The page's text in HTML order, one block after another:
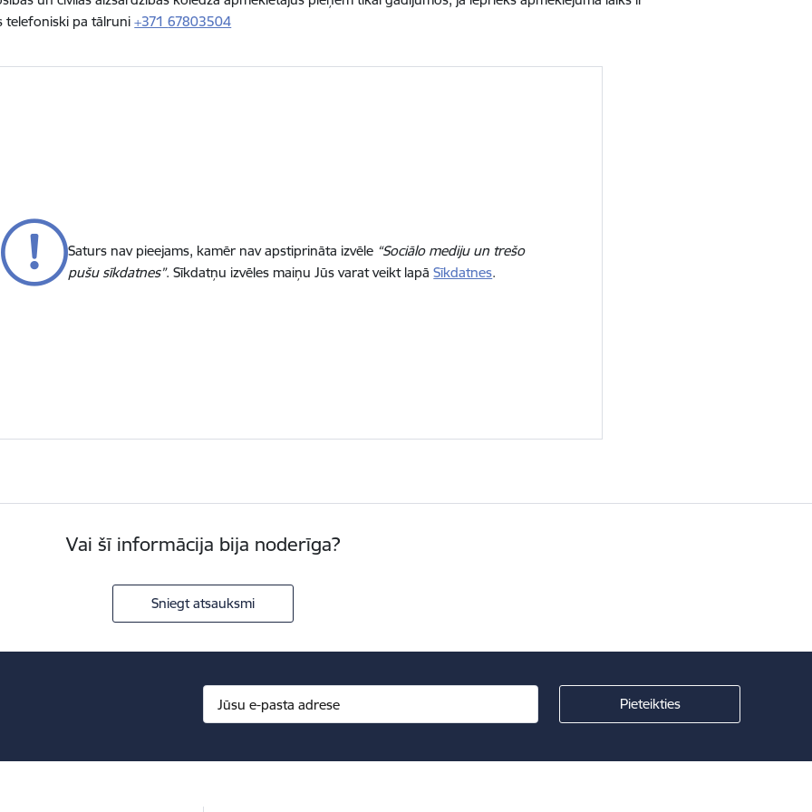
telefoniski pa tālruni+37167803504
Saturs nav pieejams, kamēr nav apstiprināta izvēle “Sociālo mediju un trešo
pušu sīkdatnes”. Sīkdatņu izvēles maiņu Jūs varat veikt lapāSīkdatnes.
Vai šī informācija bija noderīga?
Sniegt atsauksmi